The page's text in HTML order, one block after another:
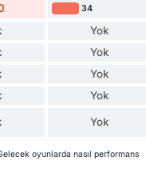
34
Yok
Yok
Yok
Yok
Yok
oyunlarda nasıl performans